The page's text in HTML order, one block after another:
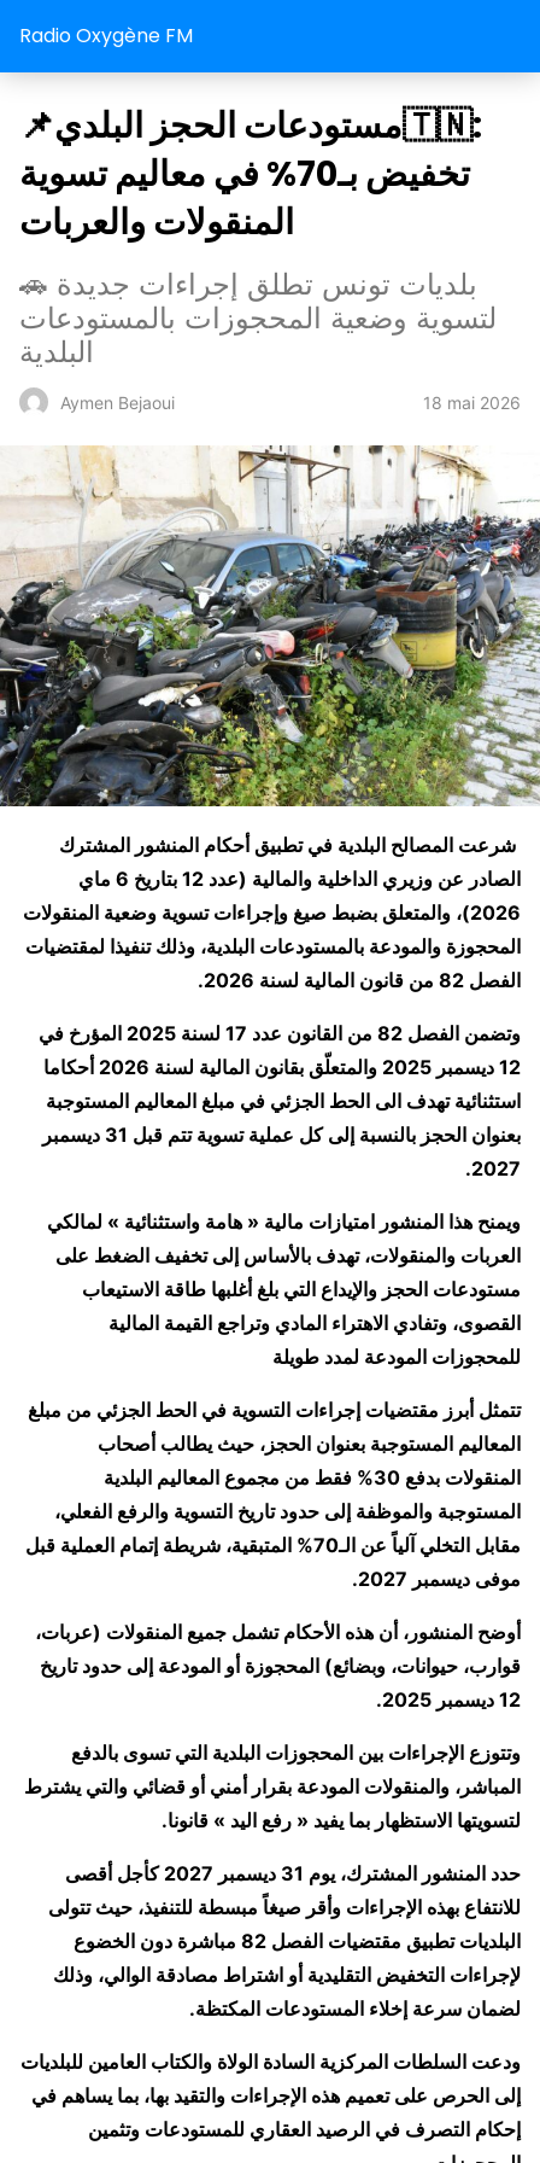
Radio Oxygène FM
📌مستودعات الحجز البلدي🇹🇳:
تخفيض بـ70% في معاليم تسوية
المنقولات والعربات
🚗 بلديات تونس تطلق إجراءات جديدة
لتسوية وضعية المحجوزات بالمستودعات
البلدية
Aymen Bejaoui 18 mai 2026
شرعت المصالح البلدية في تطبيق أحكام المنشور المشترك
الصادر عن وزيري الداخلية والمالية (عدد 12 بتاريخ 6 ماي
2026)، والمتعلق بضبط صيغ وإجراءات تسوية وضعية المنقولات
المحجوزة والمودعة بالمستودعات البلدية، وذلك تنفيذا لمقتضيات
الفصل 82 من قانون المالية لسنة 2026.
وتضمن الفصل 82 من القانون عدد 17 لسنة 2025 المؤرخ في
12 ديسمبر 2025 والمتعلّق بقانون المالية لسنة 2026 أحكاما
استثنائية تهدف الى الحط الجزئي في مبلغ المعاليم المستوجبة
بعنوان الحجز بالنسبة إلى كل عملية تسوية تتم قبل 31 ديسمبر
2027.
ويمنح هذا المنشور امتيازات مالية « هامة واستثنائية » لمالكي
العربات والمنقولات، تهدف بالأساس إلى تخفيف الضغط على
مستودعات الحجز والإيداع التي بلغ أغلبها طاقة الاستيعاب
القصوى، وتفادي الاهتراء المادي وتراجع القيمة المالية
للمحجوزات المودعة لمدد طويلة
تتمثل أبرز مقتضيات إجراءات التسوية في الحط الجزئي من مبلغ
المعاليم المستوجبة بعنوان الحجز، حيث يطالب أصحاب
المنقولات بدفع 30% فقط من مجموع المعاليم البلدية
المستوجبة والموظفة إلى حدود تاريخ التسوية والرفع الفعلي،
مقابل التخلي آلياً عن الـ70% المتبقية، شريطة إتمام العملية قبل
موفى ديسمبر 2027.
أوضح المنشور، أن هذه الأحكام تشمل جميع المنقولات (عربات،
قوارب، حيوانات، وبضائع) المحجوزة أو المودعة إلى حدود تاريخ
12 ديسمبر 2025.
وتتوزع الإجراءات بين المحجوزات البلدية التي تسوى بالدفع
المباشر، والمنقولات المودعة بقرار أمني أو قضائي والتي يشترط
لتسويتها الاستظهار بما يفيد « رفع اليد » قانونا.
حدد المنشور المشترك، يوم 31 ديسمبر 2027 كأجل أقصى
للانتفاع بهذه الإجراءات وأقر صيغاً مبسطة للتنفيذ، حيث تتولى
البلديات تطبيق مقتضيات الفصل 82 مباشرة دون الخضوع
لإجراءات التخفيض التقليدية أو اشتراط مصادقة الوالي، وذلك
لضمان سرعة إخلاء المستودعات المكتظة.
ودعت السلطات المركزية السادة الولاة والكتاب العامين للبلديات
إلى الحرص على تعميم هذه الإجراءات والتقيد بها، بما يساهم في
إحكام التصرف في الرصيد العقاري للمستودعات وتثمين